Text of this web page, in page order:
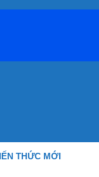
THỨC MỚI